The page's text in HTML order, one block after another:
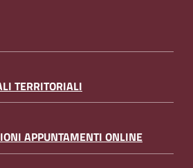
TERRITORIALI
APPUNTAMENTI ONLINE